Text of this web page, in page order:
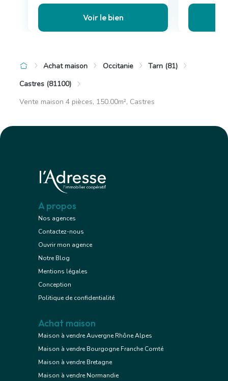
Voir le bien
Achat maison Occitanie
Tarn (81)
Castres (81100)
Vente maison 4 pièces, 150.00m², Castres
A propos
Nos agences
Contactez-nous
Ouvrir mon agence
Notre Blog
Mentions légales
Conception
Politique de confidentialité
Achat maison
Maison à vendre Auvergne Rhône Alpes
Maison à vendre Bourgogne Franche Comté
Maison à vendre Bretagne
Maison à vendre Normandie